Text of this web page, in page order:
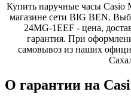
Купить наручные часы
магазине сети BIG BEN.
24MG-1EEF - цена,
гарантия. При
самовывоз из наших
О гарантии на